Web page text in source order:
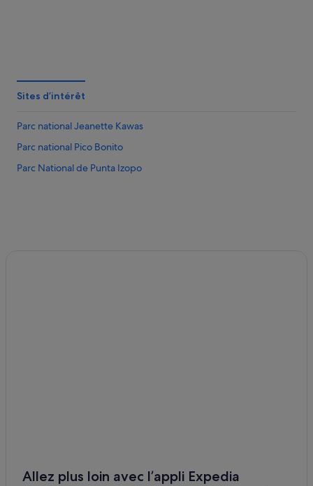
Sites d’intérêt
Parc national Jeanette Kawas
Parc national Pico Bonito
Parc National de Punta Izopo
Allez plus loin avec l’appli Expedia